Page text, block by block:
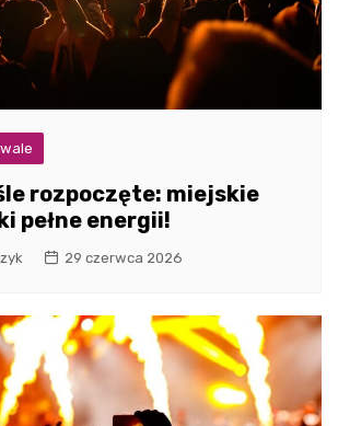
rozpoczęte: miejskie
pełne energii!
29 czerwca 2026